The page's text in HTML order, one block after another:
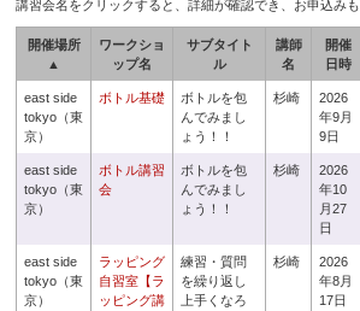
講習会名をクリックすると、詳細が確認でき、お申込みも
開催場所
▲
ワークショ
ップ名
サブタイト
ル
講師
名
開催
日時
east side
tokyo（東
京）
ボトル基礎
ボトルを包
んでみまし
ょう！！
杉崎
2026
年9月
9日
east side
tokyo（東
京）
ボトル講習
会
ボトルを包
んでみまし
ょう！！
杉崎
2026
年10
月27
日
east side
tokyo（東
京）
ラッピング
自習室【ラ
ッピング講
練習・質問
を繰り返し
上手くなろ
杉崎
2026
年8月
17日